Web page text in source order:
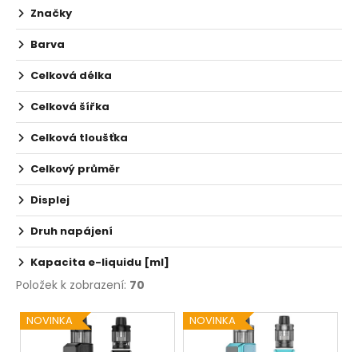
Značky
Barva
Celková délka
Celková šířka
Celková tloušťka
Celkový průměr
Displej
Druh napájení
Kapacita e-liquidu [ml]
Položek k zobrazení: 70
V
ý
NOVINKA NOVINKA
VAPORESSO
GTX
-
0,8OHM
-
MESH
-
ŽHAVÍCÍ
HLAVA
78
Kč